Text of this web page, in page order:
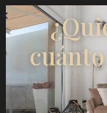
Doy mi